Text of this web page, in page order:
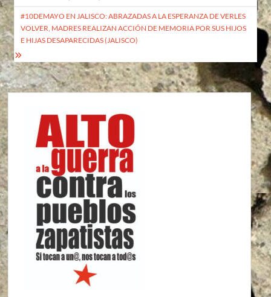
entradas
#10DEMAYO EN JALISCO: ABRAZADAS A LA ESPERANZA DE VERLES
VOLVER, MADRES REALIZAN ACCIÓN DE MEMORIA POR SUS HIJOS
E HIJAS DESAPARECIDAS (JALISCO)